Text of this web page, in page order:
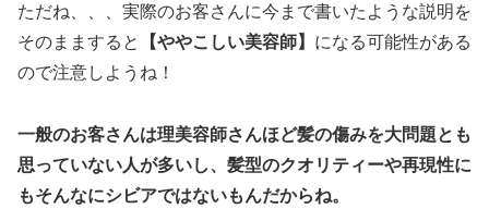
ただね、、、実際のお客さんに今まで書いたような説明を
そのまますると
【ややこしい美容師】 になる可能性がある
ので注意しようね！
一般のお客さんは理美容師さんほど髪の傷みを大問題とも
思っていない人が多いし、髪型のクオリティーや再現性に
もそんなにシビアではないもんだからね。